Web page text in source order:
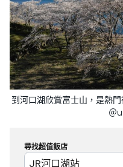
到河口湖欣賞富士山，是熱
＠